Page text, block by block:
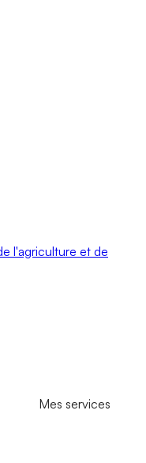
l'agriculture et de
Mes services